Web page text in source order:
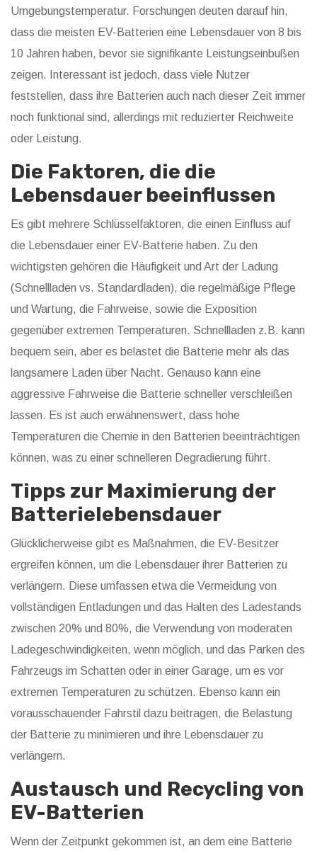
Umgebungstemperatur. Forschungen deuten darauf hin,
dass die meisten EV-Batterien eine Lebensdauer von 8 bis
10 Jahren haben, bevor sie signifikante Leistungseinbußen
zeigen. Interessant ist jedoch, dass viele Nutzer
feststellen, dass ihre Batterien auch nach dieser Zeit immer
noch funktional sind, allerdings mit reduzierter Reichweite
oder Leistung.
Die Faktoren, die die
Lebensdauer beeinflussen
Es gibt mehrere Schlüsselfaktoren, die einen Einfluss auf
die Lebensdauer einer EV-Batterie haben. Zu den
wichtigsten gehören die Häufigkeit und Art der Ladung
(Schnellladen vs. Standardladen), die regelmäßige Pflege
und Wartung, die Fahrweise, sowie die Exposition
gegenüber extremen Temperaturen. Schnellladen z.B. kann
bequem sein, aber es belastet die Batterie mehr als das
langsamere Laden über Nacht. Genauso kann eine
aggressive Fahrweise die Batterie schneller verschleißen
lassen. Es ist auch erwähnenswert, dass hohe
Temperaturen die Chemie in den Batterien beeinträchtigen
können, was zu einer schnelleren Degradierung führt.
Tipps zur Maximierung der
Batterielebensdauer
Glücklicherweise gibt es Maßnahmen, die EV-Besitzer
ergreifen können, um die Lebensdauer ihrer Batterien zu
verlängern. Diese umfassen etwa die Vermeidung von
vollständigen Entladungen und das Halten des Ladestands
zwischen 20% und 80%, die Verwendung von moderaten
Ladegeschwindigkeiten, wenn möglich, und das Parken des
Fahrzeugs im Schatten oder in einer Garage, um es vor
extremen Temperaturen zu schützen. Ebenso kann ein
vorausschauender Fahrstil dazu beitragen, die Belastung
der Batterie zu minimieren und ihre Lebensdauer zu
verlängern.
Austausch und Recycling von
EV-Batterien
Wenn der Zeitpunkt gekommen ist, an dem eine Batterie